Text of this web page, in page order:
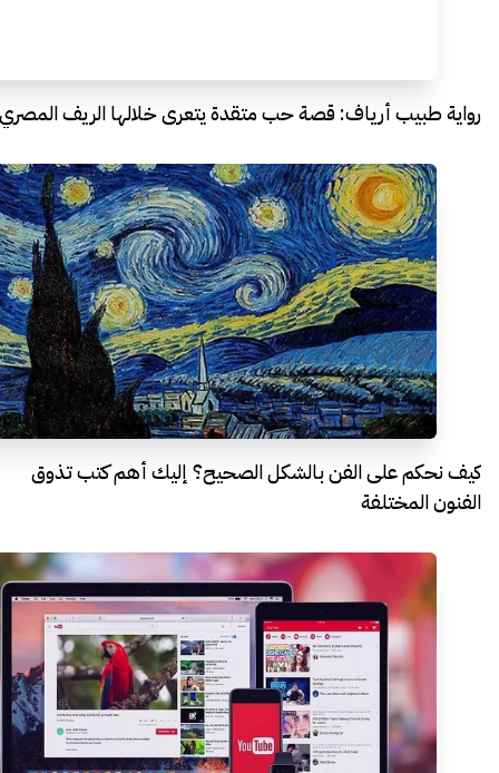
رواية طبيب أرياف: قصة حب متقدة يتعرى خلالها الريف المصري
كيف نحكم على الفن بالشكل الصحيح؟ إليك أهم كتب تذوق
الفنون المختلفة